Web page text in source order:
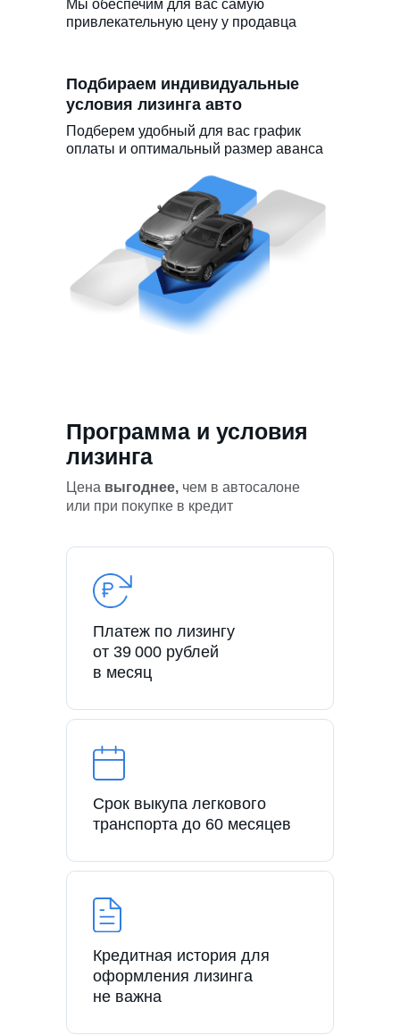
Подбираем индивидуальные
условия лизинга авто
Подберем удобный для вас график
оплаты и оптимальный размер аванса
Мы обеспечим для вас самую
привлекательную цену у продавца
Программа и условия
лизинга
Цена выгоднее, чем в автосалоне
или при покупке в кредит
Платеж по лизингу
от 39 000 рублей
в месяц
Срок выкупа легкового
транспорта до 60 месяцев
Кредитная история для
оформления лизинга
не важна